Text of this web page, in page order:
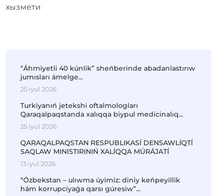
хызмети
“Áhmiyetli 40 kúnlik” sheńberinde abadanlastırıw
jumısları ámelge...
25 iyul 2026
Turkiyanıń jetekshi oftalmologları
Qaraqalpaqstanda xalıqqa biypul medicinalıq...
25 iyul 2026
QARAQALPAQSTAN RESPUBLIKASÍ DENSAWLÍQTÍ
SAQLAW MINISTIRINIŃ XALÍQQA MÚRÁJATÍ
13 iyul 2026
“Ózbekstan – ulıwma úyimiz: diniy keńpeyillik
hám korrupciyaǵa qarsı gúresiw”...